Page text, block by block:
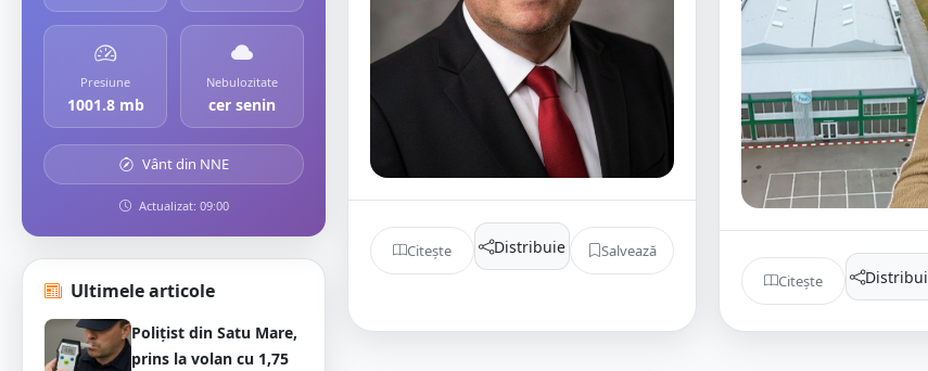
Presiune
1001.8 mb
Nebulozitate
cer senin
Vânt din NNE
Actualizat: 09:00
Ultimele articole
Polițist din Satu Mare,
prins la volan cu 1,75
Citește Distribuie Salvează
Citește